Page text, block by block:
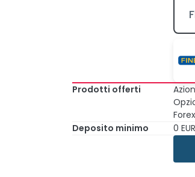
Prodotti offerti
Deposito minimo 0 EUR